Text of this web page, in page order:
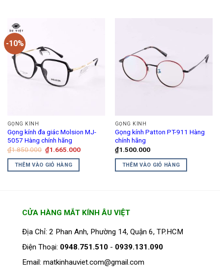
-10%
GỌNG KÍNH
Gọng kính đa giác Molsion MJ-
5057 Hàng chính hãng
₫1.850.000 Giá
gốc
là:
₫1.850.000.
₫1.665.000Giá
THÊM VÀO GIỎ HÀNG
GỌNG KÍNH
Gọng kính Patton PT-911 Hàng
chính hãng
₫1.500.000
THÊM VÀO GIỎ HÀNG
CỬA HÀNG MẮT KÍNH ÂU VIỆT
Địa Chỉ: 2 Phan Anh, Phường 14, Quận 6, TP.HCM
Điện Thoại: 0948.751.510 - 0939.131.090
Email: matkinhauviet.com@gmail.com